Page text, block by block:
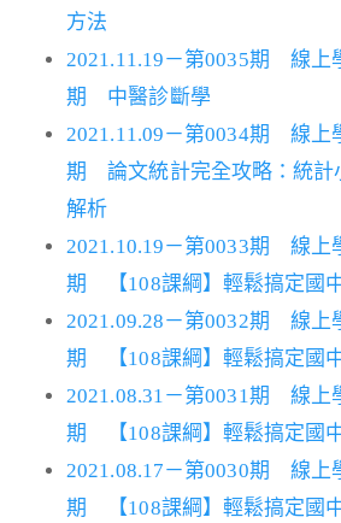
方法
2021.11.19－第0035期 線上
期 中醫診斷學
2021.11.09－第0034期 線上
期 論文統計完全攻略：統計
解析
2021.10.19－第0033期 線上
期 【108課綱】輕鬆搞定國
2021.09.28－第0032期 線上
期 【108課綱】輕鬆搞定國
2021.08.31－第0031期 線上
期 【108課綱】輕鬆搞定國
2021.08.17－第0030期 線上
期 【108課綱】輕鬆搞定國